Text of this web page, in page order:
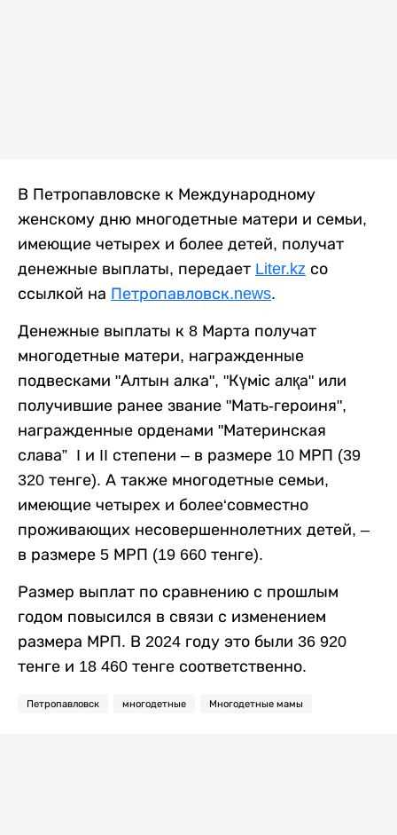
В Петропавловске к Международному
женскому дню многодетные матери и семьи,
имеющие четырех и более детей, получат
денежные выплаты, передает Liter.kz со
ссылкой на Петропавловск.news.
Денежные выплаты к 8 Марта получат
многодетные матери, награжденные
подвесками "Алтын алка", "Күміс алқа" или
получившие ранее звание "Мать-героиня",
награжденные орденами "Материнская
слава” I и II степени – в размере 10 МРП (39
320 тенге). А также многодетные семьи,
имеющие четырех и более‘совместно
проживающих несовершеннолетних детей, –
в размере 5 МРП (19 660 тенге).
Размер выплат по сравнению с прошлым
годом повысился в связи с изменением
размера МРП. В 2024 году это были 36 920
тенге и 18 460 тенге соответственно.
Петропавловск многодетные Многодетные мамы